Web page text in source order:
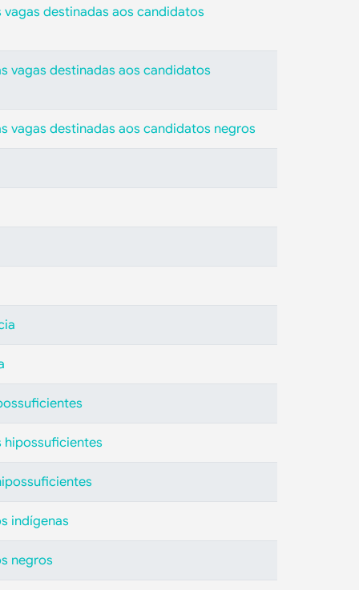
destinadas aos candidatos
vagas destinadas aos candidatos
vagas destinadas aos candidatos negros
hipossuficientes
indígenas
negros